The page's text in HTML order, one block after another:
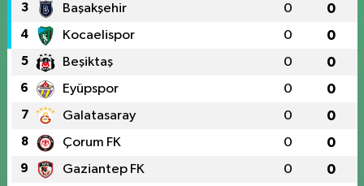
3 Başakşehir 0 0
4 Kocaelispor 0 0
5 Beşiktaş 0 0
6 Eyüpspor 0 0
7 Galatasaray 0 0
8 Çorum FK 0 0
9 Gaziantep FK 0 0